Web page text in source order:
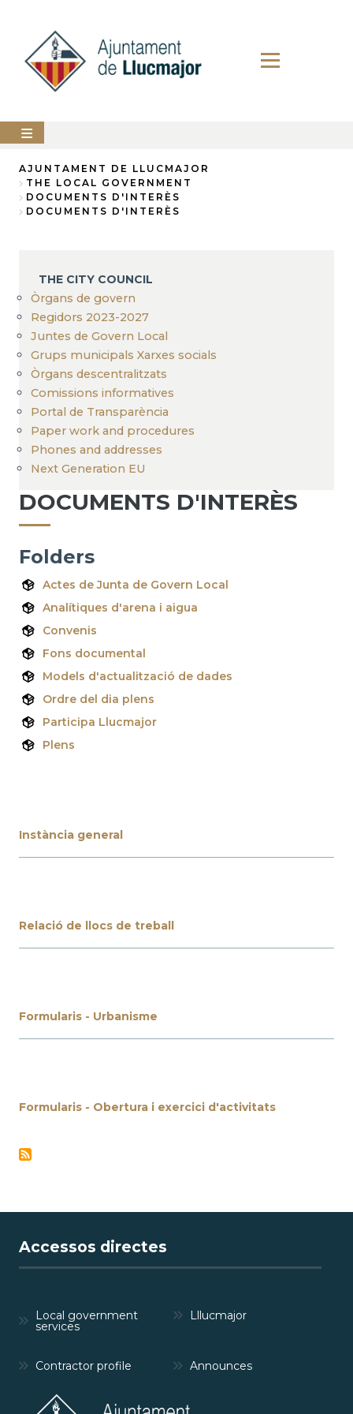
content
The
city
council
PERFIL
DEL
CONTRACTANT
ANUNCIS
Breadcrumb
AJUNTAMENT DE LLUCMAJOR
THE LOCAL GOVERNMENT
DOCUMENTS D'INTERÈS
DOCUMENTS D'INTERÈS
THE CITY COUNCIL
Òrgans de govern
Regidors 2023-2027
Juntes de Govern Local
Grups municipals Xarxes socials
Òrgans descentralitzats
Comissions informatives
Portal de Transparència
Paper work and procedures
Phones and addresses
Next Generation EU
DOCUMENTS D'INTERÈS
Folders
Actes de Junta de Govern Local
Analítiques d'arena i aigua
Convenis
Fons documental
Models d'actualització de dades
Ordre del dia plens
Participa Llucmajor
Plens
Instància general
Relació de llocs de treball
Formularis - Urbanisme
Formularis - Obertura i exercici d'activitats
Accessos directes
Local government
services
Lllucmajor
Contractor profile Announces